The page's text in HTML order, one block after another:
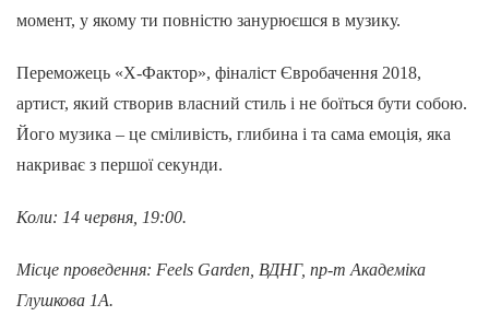
момент, у якому ти повністю занурюєшся в музику.
Переможець «X-Фактор», фіналіст Євробачення 2018,
артист, який створив власний стиль і не боїться бути собою.
Його музика – це сміливість, глибина і та сама емоція, яка
накриває з першої секунди.
Коли: 14 червня, 19:00.
Місце проведення: Feels Garden, ВДНГ, пр-т Академіка
Глушкова 1А.